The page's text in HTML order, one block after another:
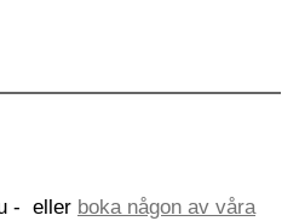
- eller boka någon av våra